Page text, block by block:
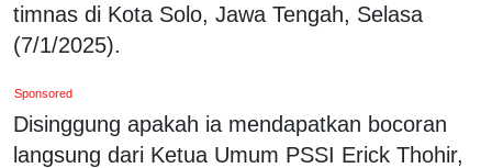
timnas di Kota Solo, Jawa Tengah, Selasa
(7/1/2025).
Sponsored
Disinggung apakah ia mendapatkan bocoran
langsung dari Ketua Umum PSSI Erick Thohir,